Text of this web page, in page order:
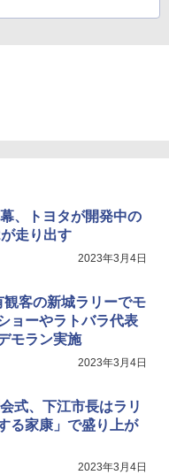
、トヨタが開発中の
走り出す
2023年3月4日
観客の新城ラリーでモ
ョーやラトバラ代表
モラン実施
2023年3月4日
式、下江市長はラリ
る家康」で盛り上が
2023年3月4日